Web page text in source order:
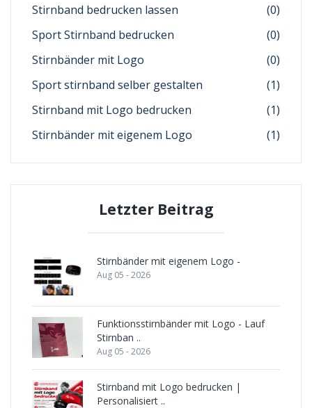
Stirnband bedrucken lassen
(0)
Sport Stirnband bedrucken
(0)
Stirnbänder mit Logo
(0)
Sport stirnband selber gestalten
(1)
Stirnband mit Logo bedrucken
(1)
Stirnbänder mit eigenem Logo
(1)
Letzter Beitrag
Stirnbänder mit eigenem Logo -
Aug 05 - 2026
Funktionsstirnbänder mit Logo - Lauf
Stirnban ..
Aug 05 - 2026
Stirnband mit Logo bedrucken |
Personalisiert ..